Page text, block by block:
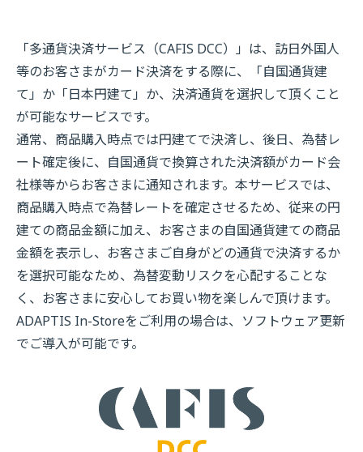
「多通貨決済サービス（CAFIS DCC）」は、訪日外国人
等のお客さまがカード決済をする際に、「自国通貨建
て」か「日本円建て」か、決済通貨を選択して頂くこと
が可能なサービスです。
通常、商品購入時点では円建てで決済し、後日、為替レ
ート確定後に、自国通貨で換算された決済額がカード会
社様等からお客さまに通知されます。本サービスでは、
商品購入時点で為替レートを確定させるため、従来の円
建ての商品金額に加え、お客さまの自国通貨建ての商品
金額を表示し、お客さまご自身がどの通貨で決済するか
を選択可能なため、為替変動リスクを心配することな
く、お客さまに安心してお買い物を楽しんで頂けます。
ADAPTIS In-Storeをご利用の場合は、ソフトウェア更新
でご導入が可能です。